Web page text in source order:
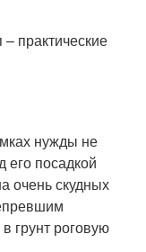
практические
нужды не
его посадкой
очень скудных
грунт роговую